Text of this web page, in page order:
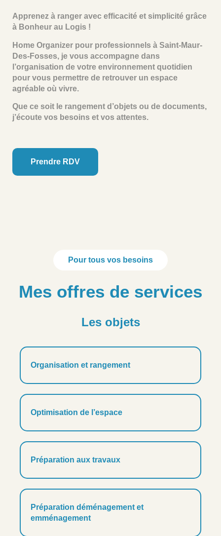
Apprenez à ranger avec efficacité et simplicité grâce
à Bonheur au Logis !
Home Organizer pour professionnels à Saint-Maur-
Des-Fosses, je vous accompagne dans
l’organisation de votre environnement quotidien
pour vous permettre de retrouver un espace
agréable où vivre.
Que ce soit le rangement d’objets ou de documents,
j’écoute vos besoins et vos attentes.
Prendre RDV
Pour tous vos besoins
Mes offres de services
Les objets
Organisation et rangement
Optimisation de l’espace
Préparation aux travaux
Préparation déménagement et
emménagement